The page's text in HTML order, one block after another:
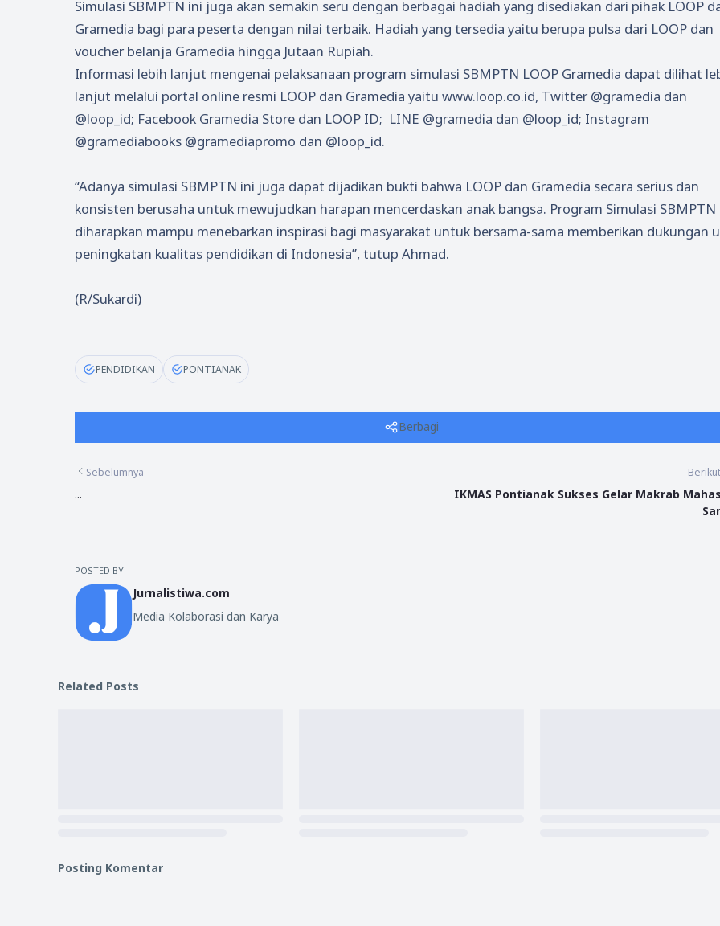
Simulasi SBMPTN ini juga akan semakin seru dengan berbagai hadiah yang disediakan dari pihak LOOP
Gramedia bagi para peserta dengan nilai terbaik. Hadiah yang tersedia yaitu berupa pulsa dari LOOP dan
voucher belanja Gramedia hingga Jutaan Rupiah.
Informasi lebih lanjut mengenai pelaksanaan program simulasi SBMPTN LOOP Gramedia dapat dilihat
lanjut melalui portal online resmi LOOP dan Gramedia yaitu www.loop.co.id, Twitter @gramedia dan
@loop_id; Facebook Gramedia Store dan LOOP ID; LINE @gramedia dan @loop_id; Instagram
@gramediabooks @gramediapromo dan @loop_id.
“Adanya simulasi SBMPTN ini juga dapat dijadikan bukti bahwa LOOP dan Gramedia secara serius dan
konsisten berusaha untuk mewujudkan harapan mencerdaskan anak bangsa. Program Simulasi SBMPTN
diharapkan mampu menebarkan inspirasi bagi masyarakat untuk bersama-sama memberikan dukungan
peningkatan kualitas pendidikan di Indonesia”, tutup Ahmad.
(R/Sukardi)
PENDIDIKAN PONTIANAK
Berbagi
Sebelumnya
...
IKMAS Pontianak Sukses Gelar Makrab
POSTED BY:
Jurnalistiwa.com
Media Kolaborasi dan Karya
Related Posts
Posting Komentar